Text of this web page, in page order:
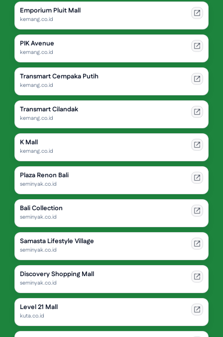
Emporium Pluit Mall
kemang.co.id
PIK Avenue
kemang.co.id
Transmart Cempaka Putih
kemang.co.id
Transmart Cilandak
kemang.co.id
K Mall
kemang.co.id
Plaza Renon Bali
seminyak.co.id
Bali Collection
seminyak.co.id
Samasta Lifestyle Village
seminyak.co.id
Discovery Shopping Mall
seminyak.co.id
Level 21 Mall
kuta.co.id